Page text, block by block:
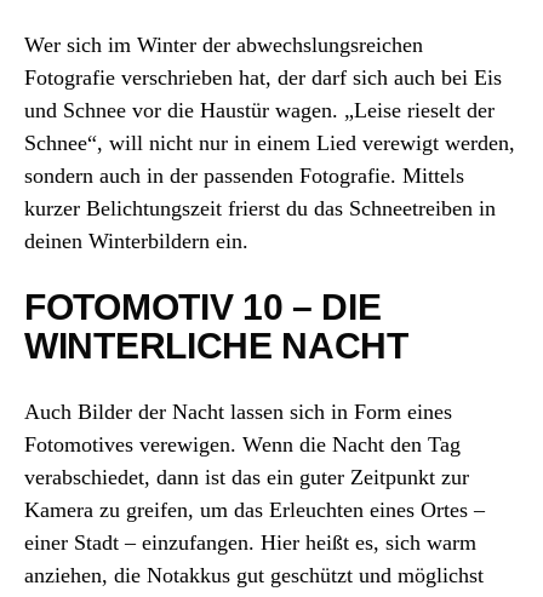
Wer sich im Winter der abwechslungsreichen
Fotografie verschrieben hat, der darf sich auch bei Eis
und Schnee vor die Haustür wagen. „Leise rieselt der
Schnee“, will nicht nur in einem Lied verewigt werden,
sondern auch in der passenden Fotografie. Mittels
kurzer Belichtungszeit frierst du das Schneetreiben in
deinen Winterbildern ein.
FOTOMOTIV 10 – DIE
WINTERLICHE NACHT
Auch Bilder der Nacht lassen sich in Form eines
Fotomotives verewigen. Wenn die Nacht den Tag
verabschiedet, dann ist das ein guter Zeitpunkt zur
Kamera zu greifen, um das Erleuchten eines Ortes –
einer Stadt – einzufangen. Hier heißt es, sich warm
anziehen, die Notakkus gut geschützt und möglichst